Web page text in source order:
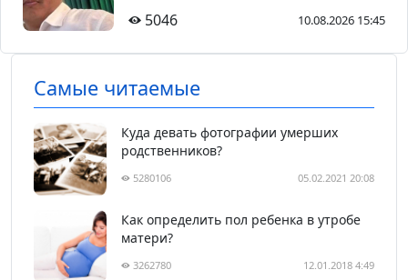
5046
10.08.2026 15:45
Самые читаемые
Куда девать фотографии умерших
родственников?
5280106 05.02.2021 20:08
Как определить пол ребенка в утробе
матери?
3262780 12.01.2018 4:49